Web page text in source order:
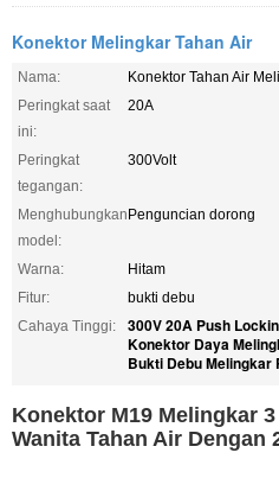
Konektor Melingkar Tahan Air
Nama:
Konektor Tahan Air
Peringkat saat
ini:
20A
Peringkat
tegangan:
300Volt
Menghubungkan
model:
Penguncian dorong
Warna:
Hitam
Fitur:
bukti debu
Cahaya Tinggi:
300V 20A Push
Konektor Daya
Bukti Debu Melingkar
Konektor M19 Melingkar
Wanita Tahan Air Dengan